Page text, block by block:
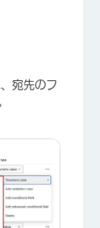
宛先のフ